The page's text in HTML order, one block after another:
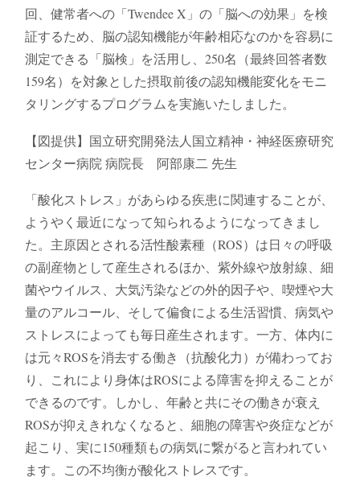
回、健常者への「Twendee X」の「脳への効果」を検
証するため、脳の認知機能が年齢相応なのかを容易に
測定できる「脳検」を活⽤し、250名（最終回答者数
159名）を対象とした摂取前後の認知機能変化をモニ
タリングするプログラムを実施いたしました。
【図提供】国立研究開発法人国立精神・神経医療研究
センター病院 病院長 阿部康二 先生
「酸化ストレス」があらゆる疾患に関連することが、
ようやく最近になって知られるようになってきまし
た。主原因とされる活性酸素種（ROS）は日々の呼吸
の副産物として産生されるほか、紫外線や放射線、細
菌やウイルス、大気汚染などの外的因子や、喫煙や大
量のアルコール、そして偏食による生活習慣、病気や
ストレスによっても毎日産生されます。一方、体内に
は元々ROSを消去する働き（抗酸化力）が備わってお
り、これにより身体はROSによる障害を抑えることが
できるのです。しかし、年齢と共にその働きが衰え
ROSが抑えきれなくなると、細胞の障害や炎症などが
起こり、実に150種類もの病気に繋がると言われてい
ます。この不均衡が酸化ストレスです。